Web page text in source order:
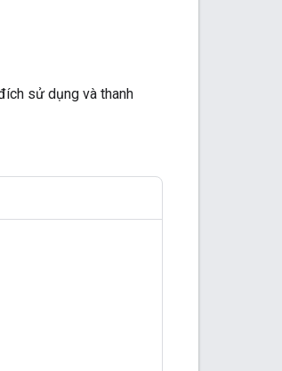
sử dụng và thanh